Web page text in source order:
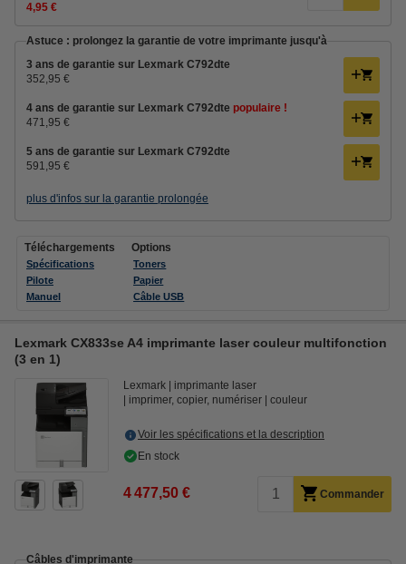
4,95 €
Astuce : prolongez la garantie de votre imprimante jusqu'à
3 ans de garantie sur Lexmark C792dte
352,95 €
4 ans de garantie sur Lexmark C792dte populaire !
471,95 €
5 ans de garantie sur Lexmark C792dte
591,95 €
plus d'infos sur la garantie prolongée
Téléchargements
Spécifications
Pilote
Manuel
Options
Toners
Papier
Câble USB
Lexmark CX833se A4 imprimante laser couleur multifonction
(3 en 1)
Lexmark
imprimante laser
imprimer, copier, numériser
couleur
Voir les spécifications et la description
En stock
4 477,50 € Commander
Câbles d'imprimante